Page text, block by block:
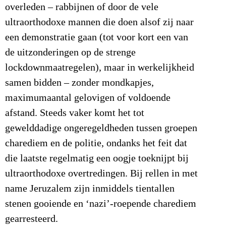
overleden – rabbijnen of door de vele
ultraorthodoxe mannen die doen alsof zij naar
een demonstratie gaan (tot voor kort een van
de uitzonderingen op de strenge
lockdownmaatregelen), maar in werkelijkheid
samen bidden – zonder mondkapjes,
maximumaantal gelovigen of voldoende
afstand. Steeds vaker komt het tot
gewelddadige ongeregeldheden tussen groepen
charediem en de politie, ondanks het feit dat
die laatste regelmatig een oogje toeknijpt bij
ultraorthodoxe overtredingen. Bij rellen in met
name Jeruzalem zijn inmiddels tientallen
stenen gooiende en ‘nazi’-roepende charediem
gearresteerd.